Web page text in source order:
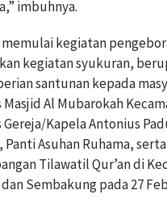
imbuhnya.
kegiatan
kegiatan syukuran,
santunan kepada
Masjid Al Mubarokah
Kapela Antonius
Asuhan Ruhama,
Tilawatil Qur’an di
Sembakung pada 27